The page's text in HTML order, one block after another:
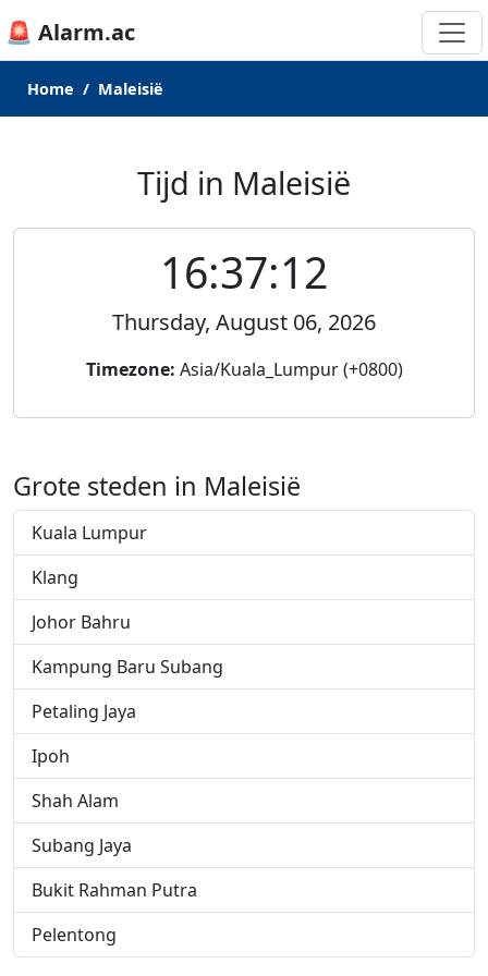
🚨 Alarm.ac
Home Maleisië
Tijd in Maleisië
16:37:12
Thursday, August 06, 2026
Timezone: Asia/Kuala_Lumpur (+0800)
Grote steden in Maleisië
Kuala Lumpur
Klang
Johor Bahru
Kampung Baru Subang
Petaling Jaya
Ipoh
Shah Alam
Subang Jaya
Bukit Rahman Putra
Pelentong